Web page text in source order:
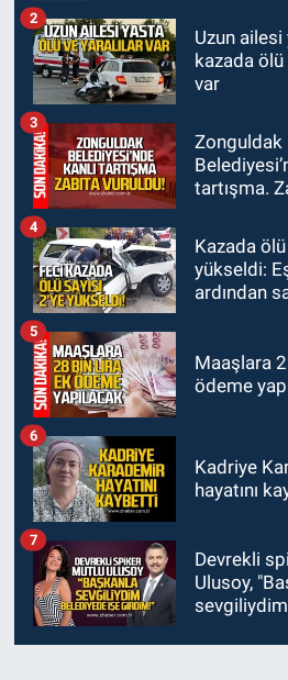
GÜNDEM
18:52Zonguldak'ta
pitbul
Tedavi
GÜNDEM
18:44Zonguldak'ta
araç yayaya çarptı:
altına alındı
Uzun
kazada ölü
var
2
Zonguldak
tartışma.
3
Kazada ölü
yükseldi:
ardından
4
Maaşlara
ödeme
5
Kadriye
hayatını
6
Devrekli
Ulusoy,
7